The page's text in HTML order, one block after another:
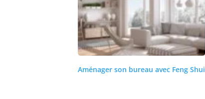
Aménager son bureau avec Feng Shui